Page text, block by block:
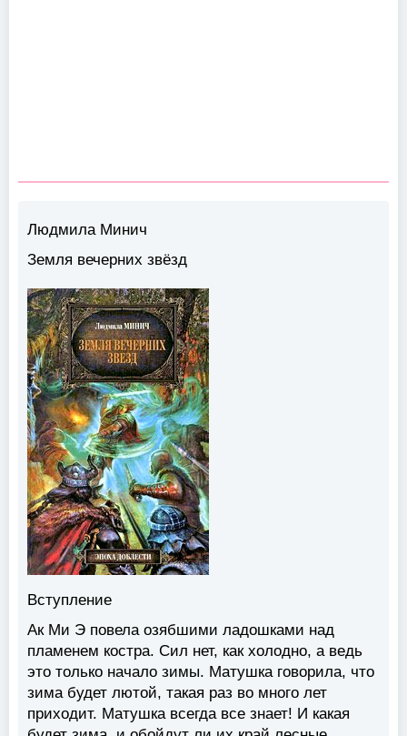
Людмила Минич
Земля вечерних звёзд
Вступление
Ак Ми Э повела озябшими ладошками над
пламенем костра. Сил нет, как холодно, а ведь
это только начало зимы. Матушка говорила, что
зима будет лютой, такая раз во много лет
приходит. Матушка всегда все знает! И какая